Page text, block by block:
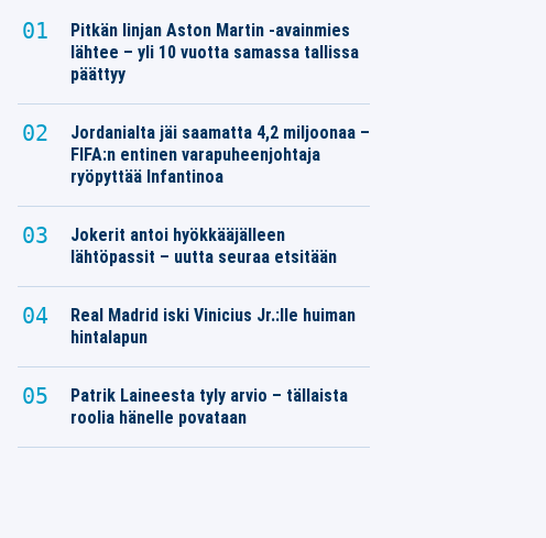
Pitkän linjan Aston Martin -avainmies
lähtee – yli 10 vuotta samassa tallissa
päättyy
Jordanialta jäi saamatta 4,2 miljoonaa –
FIFA:n entinen varapuheenjohtaja
ryöpyttää Infantinoa
Jokerit antoi hyökkääjälleen
lähtöpassit – uutta seuraa etsitään
Real Madrid iski Vinicius Jr.:lle huiman
hintalapun
Patrik Laineesta tyly arvio – tällaista
roolia hänelle povataan